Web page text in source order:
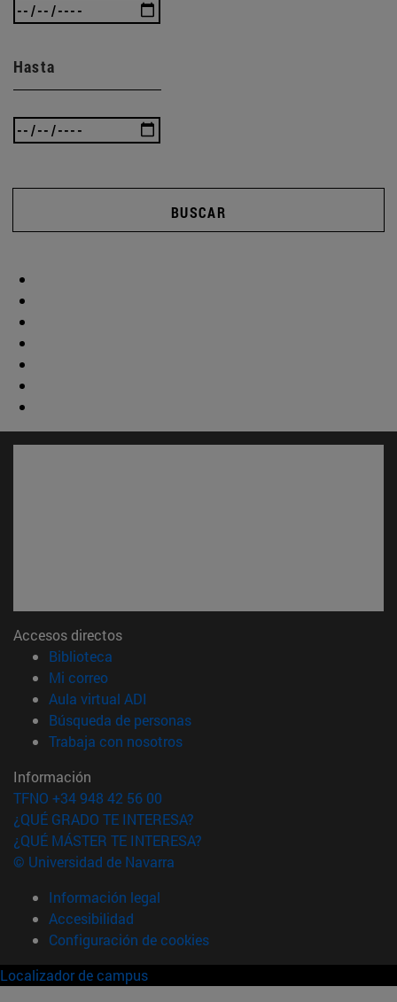
Hasta
BUSCAR
Accesos directos
Biblioteca
Mi correo(abre en nueva ventana)
Aula virtual ADI
Búsqueda de personas(abre en nueva ventana)
Trabaja con nosotros(abre en nueva ventana)
Información
TFNO +34 948 42 56 00
¿QUÉ GRADO TE INTERESA?
¿QUÉ MÁSTER TE INTERESA?
© Universidad de Navarra
Información legal
Accesibilidad
Configuración de cookies
Localizador de campus